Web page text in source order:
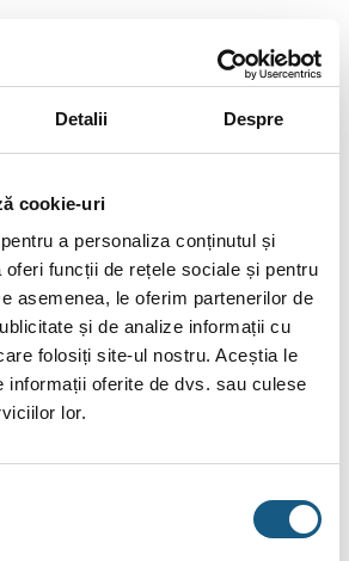
Detalii Despre
cookie-uri
a personaliza conținutul și
oferi funcții de rețele sociale și pentru
asemenea, le oferim partenerilor de
și de analize informații cu
folosiți site-ul nostru. Aceștia le
informații oferite de dvs. sau culese
lor.
(Retur)